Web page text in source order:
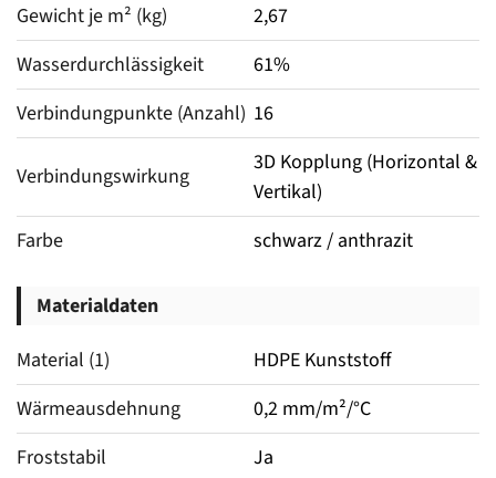
Gewicht je m² (kg)
2,67
Wasserdurchlässigkeit
61%
Verbindungpunkte (Anzahl) 16
Verbindungswirkung
3D Kopplung (Horizontal &
Vertikal)
Farbe
schwarz / anthrazit
Materialdaten
Material (1)
HDPE Kunststoff
Wärmeausdehnung
0,2 mm/m²/°C
Froststabil
Ja